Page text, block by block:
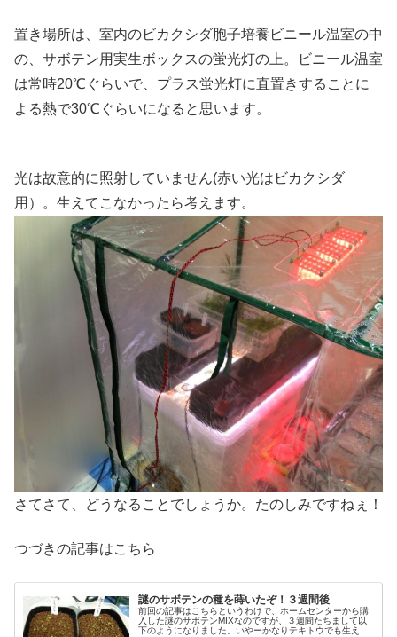
置き場所は、室内のビカクシダ胞子培養ビニール温室の中
の、サボテン用実生ボックスの蛍光灯の上。ビニール温室
は常時20℃ぐらいで、プラス蛍光灯に直置きすることに
よる熱で30℃ぐらいになると思います。
光は故意的に照射していません(赤い光はビカクシダ
用）。生えてこなかったら考えます。
さてさて、どうなることでしょうか。たのしみですねぇ！
つづきの記事はこちら
謎のサボテンの種を蒔いたぞ！３週間後
前回の記事はこちらというわけで、ホームセンターから購
入した謎のサボテンMIXなのですが、３週間たちまして以
下のようになりました。いやーかなりテキトウでも生える